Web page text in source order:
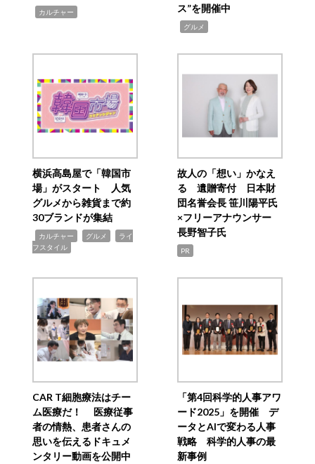
カルチャー
ス”を開催中
グルメ
横浜高島屋で「韓国市
場」がスタート 人気
グルメから雑貨まで約
30ブランドが集結
カルチャー グルメ
ライ
フスタイル
故人の「想い」かなえ
る 遺贈寄付 日本財
団名誉会長 笹川陽平氏
×フリーアナウンサー
長野智子氏
PR
CAR T細胞療法はチー
ム医療だ！ 医療従事
者の情熱、患者さんの
思いを伝えるドキュメ
ンタリー動画を公開中
「第4回科学的人事アワ
ード2025」を開催 デ
ータとAIで変わる人事
戦略 科学的人事の最
新事例